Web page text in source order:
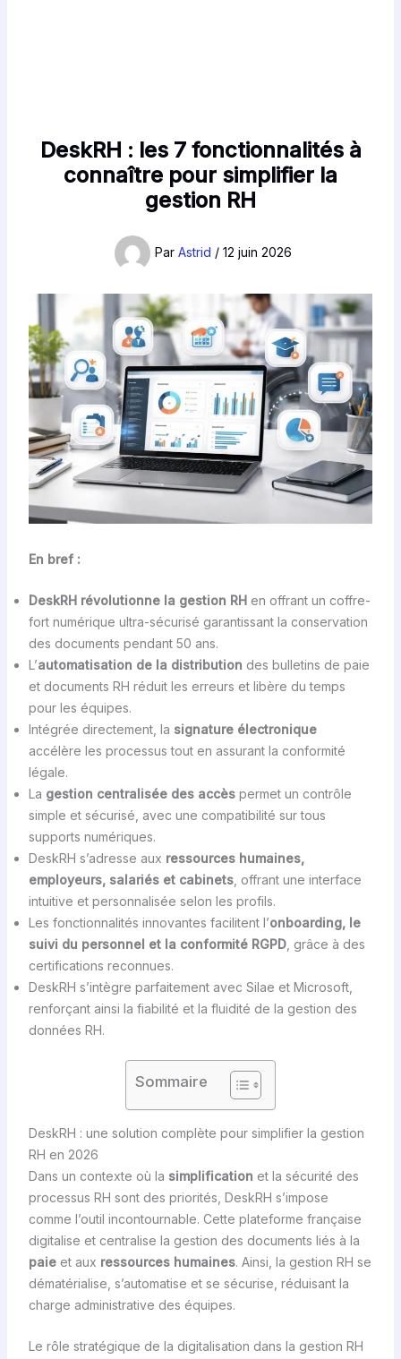
DeskRH : les 7 fonctionnalités à
connaître pour simplifier la
gestion RH
Par Astrid / 12 juin 2026
En bref :
DeskRH révolutionne la gestion RHen offrant un coffre-
fort numérique ultra-sécurisé garantissant la conservation
des documents pendant 50 ans.
L’automatisation de la distribution des bulletins de paie
et documents RH réduit les erreurs et libère du temps
pour les équipes.
Intégrée directement, la signature électronique
accélère les processus tout en assurant la conformité
légale.
La gestion centralisée des accèspermet un contrôle
simple et sécurisé, avec une compatibilité sur tous
supports numériques.
DeskRH s’adresse aux ressources humaines,
employeurs, salariés et cabinets, offrant une interface
intuitive et personnalisée selon les profils.
Les fonctionnalités innovantes facilitent l’onboarding, le
suivi du personnel et la conformité RGPD, grâce à des
certifications reconnues.
DeskRH s’intègre parfaitement avec Silae et Microsoft,
renforçant ainsi la fiabilité et la fluidité de la gestion des
données RH.
Sommaire
DeskRH : une solution complète pour simplifier la gestion
RH en 2026
Dans un contexte où la simplification et la sécurité des
processus RH sont des priorités, DeskRH s’impose
comme l’outil incontournable. Cette plateforme française
digitalise et centralise la gestion des documents liés à la
paieet aux ressources humaines. Ainsi, la gestion RH se
dématérialise, s’automatise et se sécurise, réduisant la
charge administrative des équipes.
Le rôle stratégique de la digitalisation dans la gestion RH